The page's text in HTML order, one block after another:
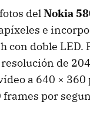
delNokia
e
con doble LED.
de
a 640 × 360
por